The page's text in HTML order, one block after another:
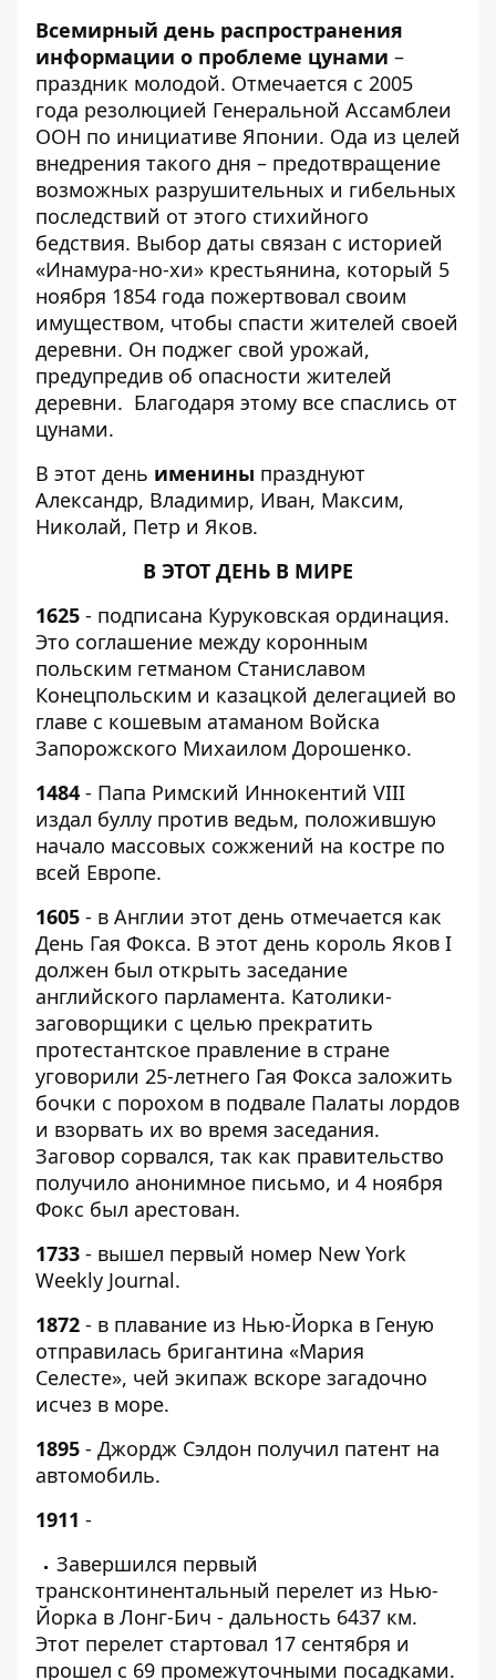
Всемирный день распространения
информации о проблеме цунами –
праздник молодой. Отмечается с 2005
года резолюцией Генеральной Ассамблеи
ООН по инициативе Японии. Ода из целей
внедрения такого дня – предотвращение
возможных разрушительных и гибельных
последствий от этого стихийного
бедствия. Выбор даты связан с историей
«Инамура-но-хи» крестьянина, который 5
ноября 1854 года пожертвовал своим
имуществом, чтобы спасти жителей своей
деревни. Он поджег свой урожай,
предупредив об опасности жителей
деревни. Благодаря этому все спаслись от
цунами.
В этот день именины празднуют
Александр, Владимир, Иван, Максим,
Николай, Петр и Яков.
В ЭТОТ ДЕНЬ В МИРЕ
1625 - подписана Куруковская ординация.
Это соглашение между коронным
польским гетманом Станиславом
Конецпольским и казацкой делегацией во
главе с кошевым атаманом Войска
Запорожского Михаилом Дорошенко.
1484 - Папа Римский Иннокентий VIII
издал буллу против ведьм, положившую
начало массовых сожжений на костре по
всей Европе.
1605 - в Англии этот день отмечается как
День Гая Фокса. В этот день король Яков I
должен был открыть заседание
английского парламента. Католики-
заговорщики с целью прекратить
протестантское правление в стране
уговорили 25-летнего Гая Фокса заложить
бочки с порохом в подвале Палаты лордов
и взорвать их во время заседания.
Заговор сорвался, так как правительство
получило анонимное письмо, и 4 ноября
Фокс был арестован.
1733 - вышел первый номер New York
Weekly Journal.
1872 - в плавание из Нью-Йорка в Геную
отправилась бригантина «Мария
Селесте», чей экипаж вскоре загадочно
исчез в море.
1895 - Джордж Сэлдон получил патент на
автомобиль.
1911 -
Завершился первый
трансконтинентальный перелет из Нью-
Йорка в Лонг-Бич - дальность 6437 км.
Этот перелет стартовал 17 сентября и
прошел с 69 промежуточными посадками.